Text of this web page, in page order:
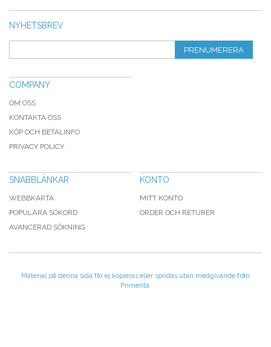
NYHETSBREV
PRENUMERERA
COMPANY
OM OSS
KONTAKTA OSS
KÖP OCH BETALINFO
PRIVACY POLICY
SNABBLÄNKAR
WEBBKARTA
POPULÄRA SÖKORD
AVANCERAD SÖKNING
KONTO
MITT KONTO
ORDER OCH RETURER
Material på denna sida får ej kopieras eller spridas utan medgivande från
Primenta.